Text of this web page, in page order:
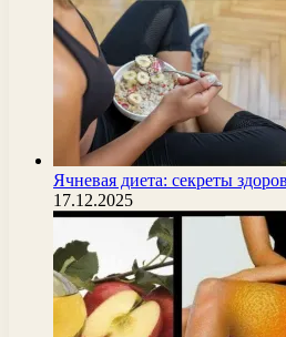
Ячневая диета: секреты
17.12.2025